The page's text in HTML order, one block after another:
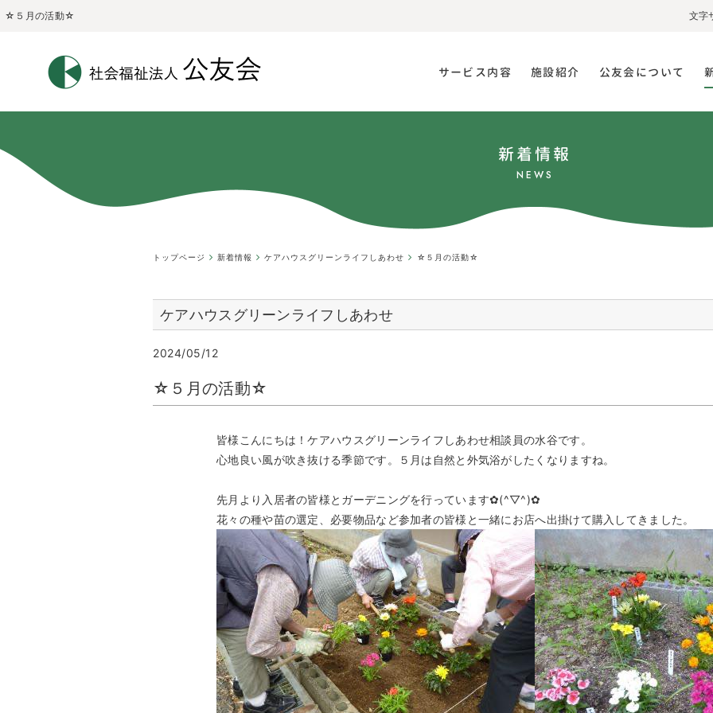
☆５月の活動☆ 文字
サービス内容 施設紹介 公友会について
新着情報
NEWS
トップページ 新着情報 ケアハウスグリーンライフしあわせ ☆５月の活動☆
ケアハウスグリーンライフしあわせ
2024/05/12
☆５月の活動☆
皆様こんにちは！ケアハウスグリーンライフしあわせ相談員の水谷です。
心地良い風が吹き抜ける季節です。５月は自然と外気浴がしたくなりますね。
先月より入居者の皆様とガーデニングを行っています✿(^▽^)✿
花々の種や苗の選定、必要物品など参加者の皆様と一緒にお店へ出掛けて購入してきました。